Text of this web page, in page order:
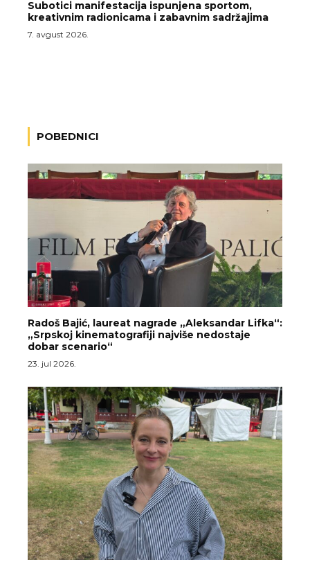
Subotici manifestacija ispunjena sportom,
kreativnim radionicama i zabavnim sadržajima
7. avgust 2026.
POBEDNICI
Radoš Bajić, laureat nagrade „Aleksandar Lifka“:
„Srpskoj kinematografiji najviše nedostaje
dobar scenario“
23. jul 2026.